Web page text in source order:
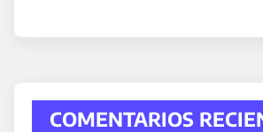
COMENTARIOS